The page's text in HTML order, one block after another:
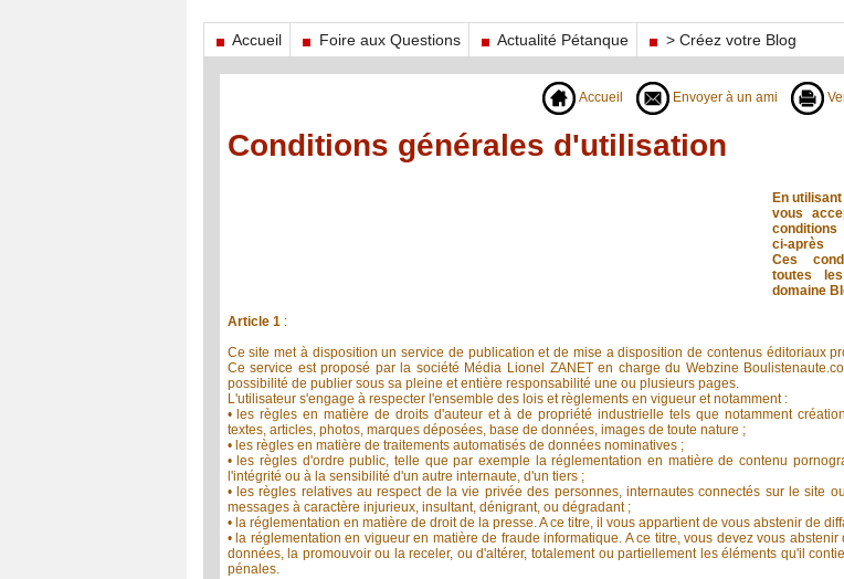
Accueil Foire aux Questions Actualité Pétanque > Créez votre Blog
Accueil Envoyer à un ami
Conditions générales d'utilisation
En
vous
ci-après
Ces
toutes
domaine
Article 1:
Ce site met à disposition un service de publication et de mise a disposition de contenus éditoriaux
Ce service est proposé par la société Média Lionel ZANET en charge du Webzine
possibilité de publier sous sa pleine et entière responsabilité une ou plusieurs pages.
L'utilisateur s'engage à respecter l'ensemble des lois et règlements en vigueur et notamment :
• les règles en matière de droits d'auteur et à de propriété industrielle tels que notamment
textes, articles, photos, marques déposées, base de données, images de toute nature ;
• les règles en matière de traitements automatisés de données nominatives ;
• les règles d'ordre public, telle que par exemple la réglementation en matière de contenu
l'intégrité ou à la sensibilité d'un autre internaute, d'un tiers ;
• les règles relatives au respect de la vie privée des personnes, internautes connectés sur le site
messages à caractère injurieux, insultant, dénigrant, ou dégradant ;
• la réglementation en matière de droit de la presse. A ce titre, il vous appartient de vous abstenir de
• la réglementation en vigueur en matière de fraude informatique. A ce titre, vous devez vous
données, la promouvoir ou la receler, ou d'altérer, totalement ou partiellement les éléments qu'il
pénales.